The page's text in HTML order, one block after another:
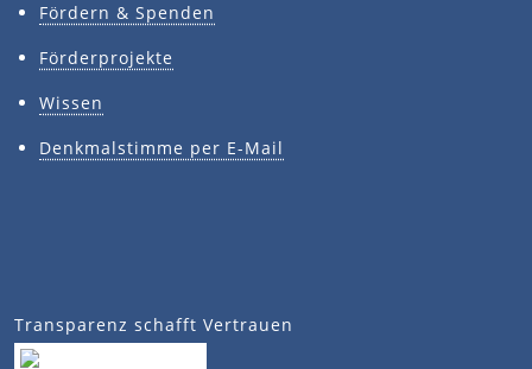
Fördern & Spenden
Förderprojekte
Wissen
Denkmalstimme per E-Mail
Transparenz schafft Vertrauen